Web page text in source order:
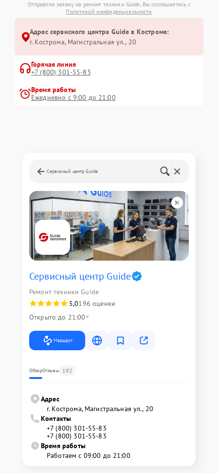
Отправляя заявку на ремонт техники Guide, Вы соглашаетесь с
Политикой конфиденциальности
Адрес сервисного центра Guide в Костроме:
г. Кострома, Магистральная ул., 20
Горячая линия
+7 (800) 301-55-83
Время работы
Ежедневно с 9:00 до 21:00
Сервисный центр Guide
Сервисный центр Guide
Ремонт техники Guide
5,0196 оценки
Открыто до 21:00
Маршрут
ОбзорОтзывы 192
Адрес
г. Кострома, Магистральная ул., 20
Контакты
+7 (800) 301-55-83
+7 (800) 301-55-83
Время работы
Работаем с 09:00 до 21:00